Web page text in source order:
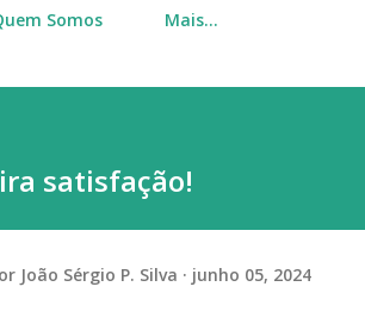
Somos Mais…
satisfação!
João Sérgio P. Silva junho 05, 2024